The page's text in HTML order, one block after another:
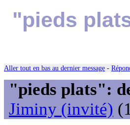
"pieds
Aller tout en bas au dernier message -
"pieds plats":
Jiminy (invité)